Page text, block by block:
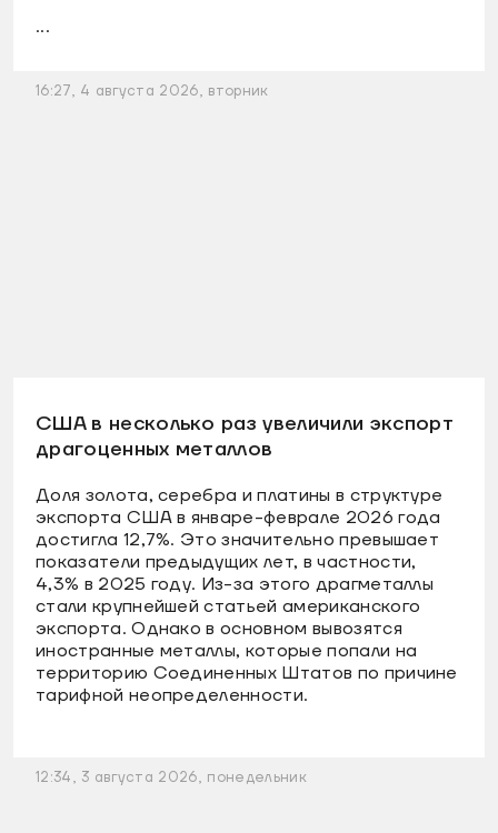
...
16:27, 4 августа 2026, вторник
США в несколько раз увеличили экспорт
драгоценных металлов
Доля золота, серебра и платины в структуре
экспорта США в январе-феврале 2026 года
достигла 12,7%. Это значительно превышает
показатели предыдущих лет, в частности,
4,3% в 2025 году. Из-за этого драгметаллы
стали крупнейшей статьей американского
экспорта. Однако в основном вывозятся
иностранные металлы, которые попали на
территорию Соединенных Штатов по причине
тарифной неопределенности.
12:34, 3 августа 2026, понедельник